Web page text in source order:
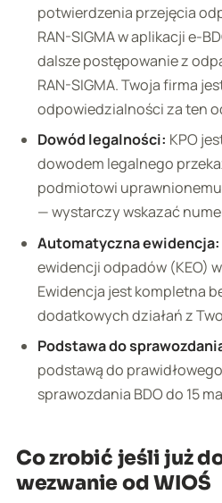
potwierdzenia przejęcia
RAN-SIGMA w aplikacji e-
dalsze postępowanie z
RAN-SIGMA. Twoja firma
odpowiedzialności za ten
Dowód legalności: KPO
dowodem legalnego
podmiotowi
— wystarczy wskazać
Automatyczna ewidencja:
ewidencji odpadów (KEO)
Ewidencja jest kompletna
dodatkowych działań z
Podstawa do
podstawą do
sprawozdania BDO do 15
Co zrobić jeśli już
wezwanie od WIOŚ